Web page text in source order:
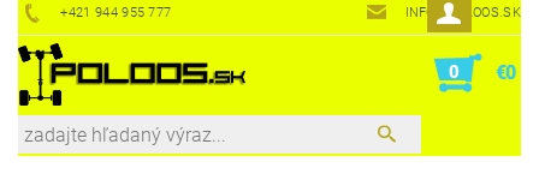
+421 944 955 777 INFO@POLOOS.SK
0 €0